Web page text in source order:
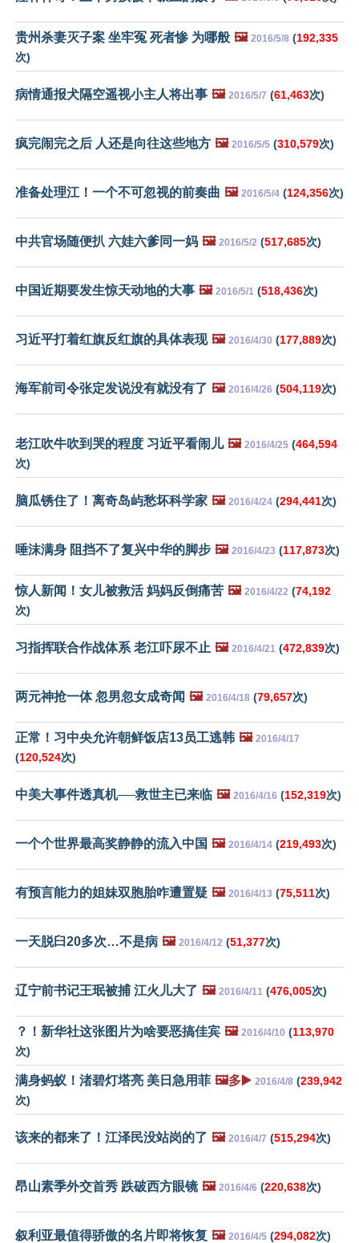
贵州杀妻灭子案 坐牢冤 死者惨 为哪般 🖼️ 2016/5/8 (192,335
次)
病情通报犬隔空遥视小主人将出事 🖼️ 2016/5/7 (61,463次)
疯完闹完之后 人还是向往这些地方 🖼️ 2016/5/5 (310,579次)
准备处理江！一个不可忽视的前奏曲 🖼️ 2016/5/4 (124,356次)
中共官场随便扒 六娃六爹同一妈 🖼️ 2016/5/2 (517,685次)
中国近期要发生惊天动地的大事 🖼️ 2016/5/1 (518,436次)
习近平打着红旗反红旗的具体表现 🖼️ 2016/4/30 (177,889次)
海军前司令张定发说没有就没有了 🖼️ 2016/4/26 (504,119次)
老江吹牛吹到哭的程度 习近平看闹儿 🖼️ 2016/4/25 (464,594
次)
脑瓜锈住了！离奇岛屿愁坏科学家 🖼️ 2016/4/24 (294,441次)
唾沫满身 阻挡不了复兴中华的脚步 🖼️ 2016/4/23 (117,873次)
惊人新闻！女儿被救活 妈妈反倒痛苦 🖼️ 2016/4/22 (74,192
次)
习指挥联合作战体系 老江吓尿不止 🖼️ 2016/4/21 (472,839次)
两元神抢一体 忽男忽女成奇闻 🖼️ 2016/4/18 (79,657次)
正常！习中央允许朝鲜饭店13员工逃韩 🖼️ 2016/4/17
(120,524次)
中美大事件透真机──救世主已来临 🖼️ 2016/4/16 (152,319次)
一个个世界最高奖静静的流入中国 🖼️ 2016/4/14 (219,493次)
有预言能力的姐妹双胞胎咋遭置疑 🖼️ 2016/4/13 (75,511次)
一天脱臼20多次…不是病 🖼️ 2016/4/12 (51,377次)
辽宁前书记王珉被捕 江火儿大了 🖼️ 2016/4/11 (476,005次)
？！新华社这张图片为啥要恶搞佳宾 🖼️ 2016/4/10 (113,970
次)
满身蚂蚁！渚碧灯塔亮 美日急用菲 🖼️多▶️ 2016/4/8 (239,942
次)
该来的都来了！江泽民没站岗的了 🖼️ 2016/4/7 (515,294次)
昂山素季外交首秀 跌破西方眼镜 🖼️ 2016/4/6 (220,638次)
叙利亚最值得骄傲的名片即将恢复 🖼️ 2016/4/5 (294,082次)